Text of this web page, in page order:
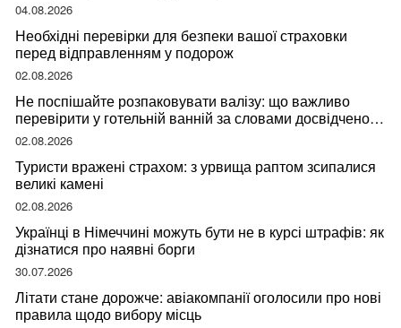
04.08.2026
Необхідні перевірки для безпеки вашої страховки
перед відправленням у подорож
02.08.2026
Не поспішайте розпаковувати валізу: що важливо
перевірити у готельній ванній за словами досвідченої
мандрівниці
02.08.2026
Туристи вражені страхом: з урвища раптом зсипалися
великі камені
02.08.2026
Українці в Німеччині можуть бути не в курсі штрафів: як
дізнатися про наявні борги
30.07.2026
Літати стане дорожче: авіакомпанії оголосили про нові
правила щодо вибору місць